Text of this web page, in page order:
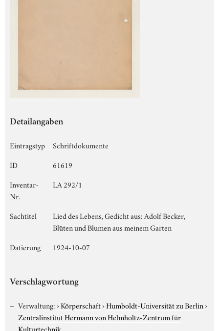
Detailangaben
Eintragstyp
Schriftdokumente
ID
61619
Inventar-
Nr.
LA 292/1
Sachtitel
Lied des Lebens, Gedicht aus: Adolf Becker,
Blüten und Blumen aus meinem Garten
Datierung
1924-10-07
Verschlagwortung
Verwaltung:›Körperschaft›Humboldt-Universität zu Berlin›
Zentralinstitut Hermann von Helmholtz-Zentrum für
Kulturtechnik